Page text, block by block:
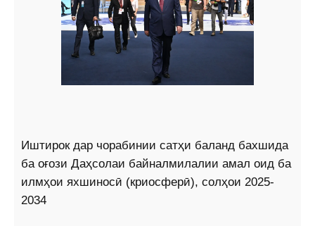
Иштирок дар чорабинии сатҳи баланд бахшида
ба оғози Даҳсолаи байналмилалии амал оид ба
илмҳои яхшиносӣ (криосферӣ), солҳои 2025-
2034